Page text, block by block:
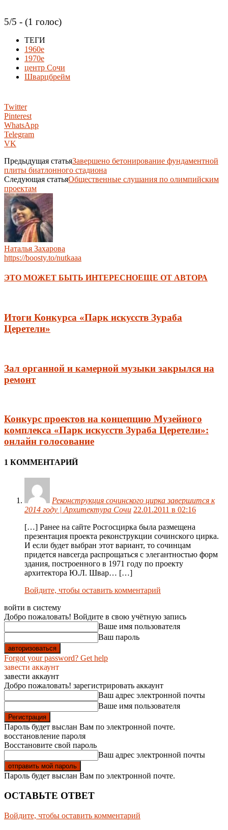
5/5 - (1 голос)
ТЕГИ
1960е
1970е
центр Сочи
Шварцбрейм
Twitter
Pinterest
WhatsApp
Telegram
VK
Предыдущая статьяЗавершено бетонирование фундаментной
плиты биатлонного стадиона
Следующая статьяОбщественные слушания по олимпийским
проектам
Наталья Захарова
https://boosty.to/nutkaaa
ЭТО МОЖЕТ БЫТЬ ИНТЕРЕСНОЕЩЕ ОТ АВТОРА
Итоги Конкурса «Парк искусств Зураба
Церетели»
Зал органной и камерной музыки закрылся на
ремонт
Конкурс проектов на концепцию Музейного
комплекса «Парк искусств Зураба Церетели»:
онлайн голосование
1 КОММЕНТАРИЙ
Реконструкция сочинского цирка завершится к
2014 году | Архитектура Сочи 22.01.2011 в 02:16
[…] Ранее на сайте Росгосцирка была размещена
презентация проекта реконструкции сочинского цирка.
И если будет выбран этот вариант, то сочинцам
придется навсегда распрощаться с элегантностью форм
здания, построенного в 1971 году по проекту
архитектора Ю.Л. Швар… […]
Войдите, чтобы оставить комментарий
войти в систему
Добро пожаловать! Войдите в свою учётную запись
Ваше имя пользователя
Ваш пароль
Forgot your password? Get help
завести аккаунт
завести аккаунт
Добро пожаловать! зарегистрировать аккаунт
Ваш адрес электронной почты
Ваше имя пользователя
Пароль будет выслан Вам по электронной почте.
восстановление пароля
Восстановите свой пароль
Ваш адрес электронной почты
Пароль будет выслан Вам по электронной почте.
ОСТАВЬТЕ ОТВЕТ
Войдите, чтобы оставить комментарий